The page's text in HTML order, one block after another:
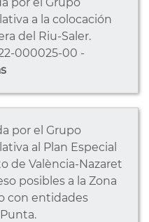
a la colocación
del Riu-Saler.
000025-00 -
por el Grupo
al Plan Especial
de València-Nazaret
posibles a la Zona
con entidades